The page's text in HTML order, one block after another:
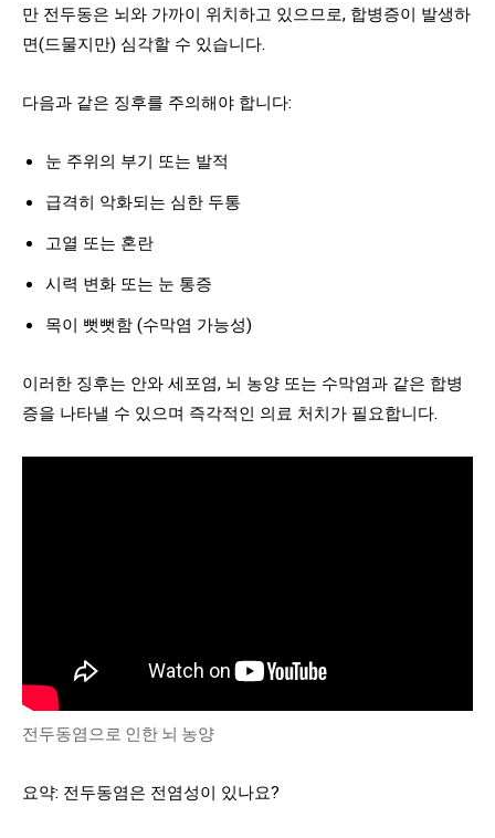
만 전두동은 뇌와 가까이 위치하고 있으므로, 합병증이 발생하
면(드물지만) 심각할 수 있습니다.
다음과 같은 징후를 주의해야 합니다:
눈 주위의 부기 또는 발적
급격히 악화되는 심한 두통
고열 또는 혼란
시력 변화 또는 눈 통증
목이 뻣뻣함 (수막염 가능성)
이러한 징후는 안와 세포염, 뇌 농양 또는 수막염과 같은 합병
증을 나타낼 수 있으며 즉각적인 의료 처치가 필요합니다.
전두동염으로 인한 뇌 농양
요약: 전두동염은 전염성이 있나요?